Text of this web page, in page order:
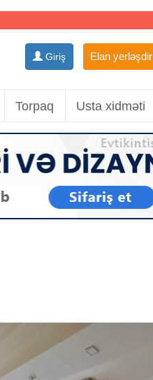
Giriş Elan yerləşdir
Torpaq Usta xidməti